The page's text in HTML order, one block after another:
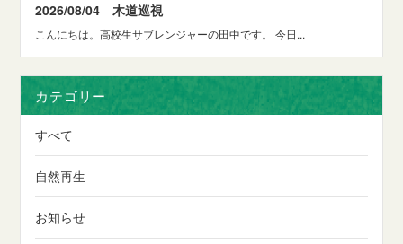
2026/08/04 木道巡視
こんにちは。高校生サブレンジャーの田中です。 今日...
カテゴリー
すべて
自然再生
お知らせ